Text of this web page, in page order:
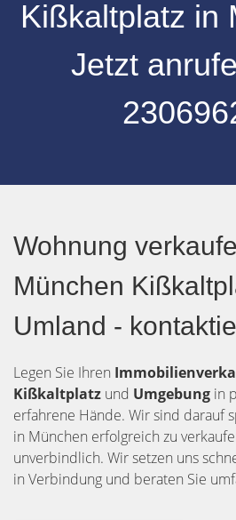
Kißkaltplatz in
Jetzt
Wohnung
München
Umland -
Legen Sie Ihren
Kißkaltplatz und Umgebung in
erfahrene Hände. Wir sind darauf
in München erfolgreich zu
unverbindlich. Wir setzen uns
in Verbindung und beraten Sie